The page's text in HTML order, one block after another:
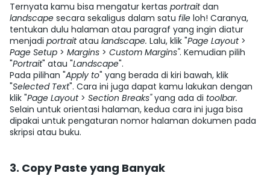
Ternyata kamu bisa mengatur kertas portraitdan
landscape secara sekaligus dalam satu file loh! Caranya,
tentukan dulu halaman atau paragraf yang ingin diatur
menjadi portraitatau landscape. Lalu, klik "Page Layout>
Page Setup > Margins > Custom Margins". Kemudian pilih
"Portrait" atau "Landscape".
Pada pilihan "Apply to" yang berada di kiri bawah, klik
"Selected Text". Cara ini juga dapat kamu lakukan dengan
klik "Page Layout> Section Breaks"yang ada di toolbar.
Selain untuk orientasi halaman, kedua cara ini juga bisa
dipakai untuk pengaturan nomor halaman dokumen pada
skripsi atau buku.
3. Copy Paste yang Banyak